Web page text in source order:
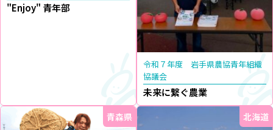
"Enjoy" 青年部
令和７年度 岩手県農協青年組織
協議会
未来に繋ぐ農業
青森県 北海道